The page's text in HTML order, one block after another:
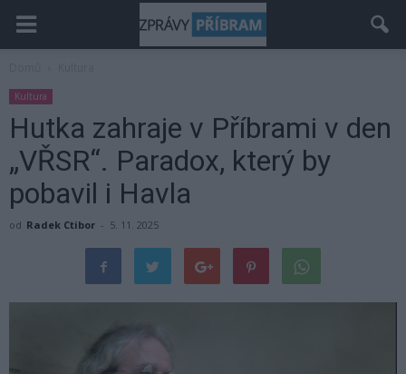
Kultura
Hutka zahraje v Příbrami v den
„VŘSR“. Paradox, který by
pobavil i Havla
od Radek Ctibor - 5. 11. 2025